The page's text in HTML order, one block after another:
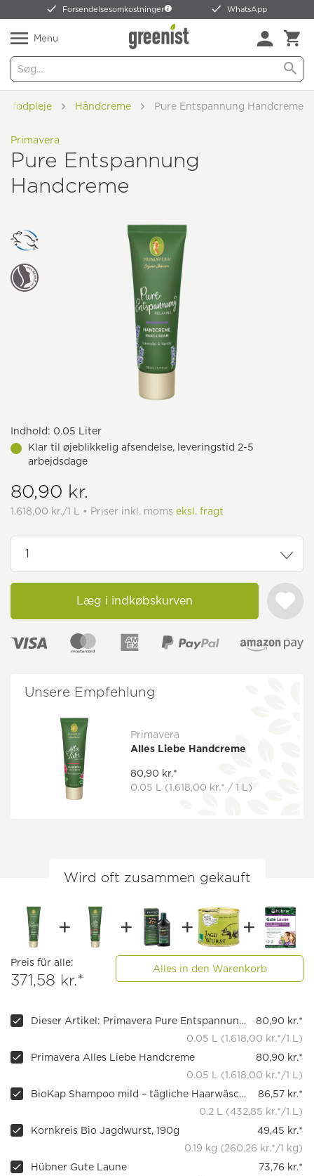
Forsendelsesomkostninger WhatsApp
Menu
fodpleje Håndcreme Pure Entspannung Handcreme
Primavera
Pure Entspannung
Handcreme
Indhold: 0.05 Liter
Klar til øjeblikkelig afsendelse, leveringstid 2-5
arbejdsdage
80,90 kr.
1.618,00 kr./1 L • Priser inkl. moms eksl. fragt
Læg i indkøbskurven
Unsere Empfehlung
Primavera
Alles Liebe Handcreme
80,90 kr.*
0.05 L (1.618,00 kr.* / 1 L)
Wird oft zusammen gekauft
Preis für alle:
371,58 kr.*
Alles in den Warenkorb
Dieser Artikel: Primavera Pure Entspannung Handcreme
80,90 kr.*
0.05 L (1.618,00 kr.*/1 L)
Primavera Alles Liebe Handcreme
80,90 kr.*
0.05 L (1.618,00 kr.*/1 L)
BioKap Shampoo mild – tägliche Haarwäsche
86,57 kr.*
0.2 L (432,85 kr.*/1 L)
Kornkreis Bio Jagdwurst, 190g
49,45 kr.*
0.19 kg (260,26 kr.*/1 kg)
Hübner Gute Laune
73,76 kr.*